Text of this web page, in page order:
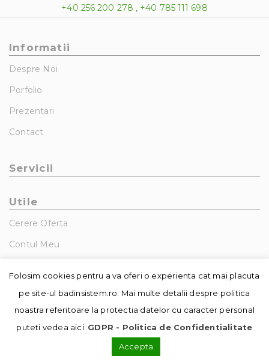
+40 256 200 278 , +40 785 111 698
Informatii
Despre Noi
Porfolio
Prezentari
Contact
Servicii
Utile
Cerere Oferta
Contul Meu
© Copyright - Badin Sistem | realizat de
Folosim cookies pentru a va oferi o experienta cat mai placuta
pe site-ul badinsistem.ro. Mai multe detalii despre politica
noastra referitoare la protectia datelor cu caracter personal
puteti vedea aici: GDPR - Politica de Confidentialitate
Accepta